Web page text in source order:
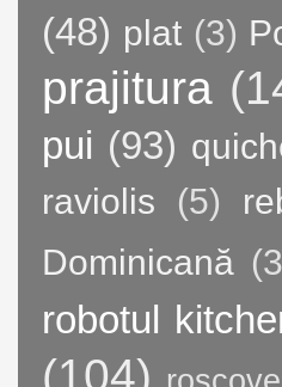
(48) plat (3)
prajitura
pui (93)
raviolis
(5)
Dominicană
robotul
(104)